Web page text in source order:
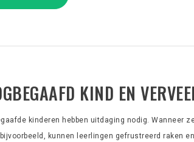
KIND EN
kinderen hebben uitdaging nodig. Wanneer
kunnen leerlingen gefrustreerd raken